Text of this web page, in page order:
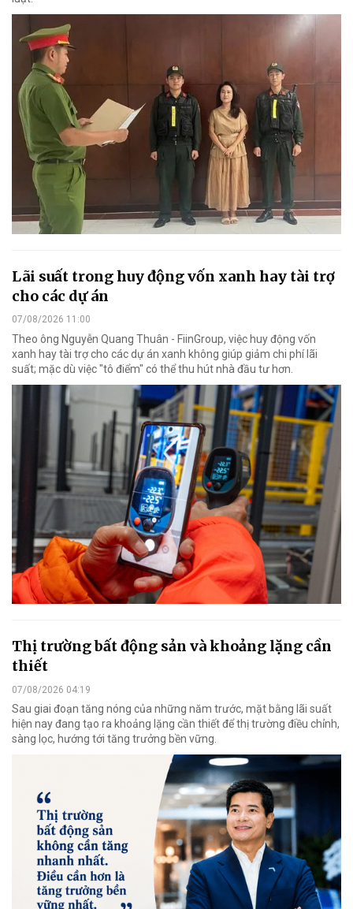
Lãi suất trong huy động vốn xanh hay tài trợ
cho các dự án
07/08/2026 11:00
Theo ông Nguyễn Quang Thuân - FiinGroup, việc huy động vốn
xanh hay tài trợ cho các dự án xanh không giúp giảm chi phí lãi
suất; mặc dù việc "tô điểm" có thể thu hút nhà đầu tư hơn.
Thị trường bất động sản và khoảng lặng cần
thiết
07/08/2026 04:19
Sau giai đoạn tăng nóng của những năm trước, mặt bằng lãi suất
hiện nay đang tạo ra khoảng lặng cần thiết để thị trường điều chỉnh,
sàng lọc, hướng tới tăng trưởng bền vững.